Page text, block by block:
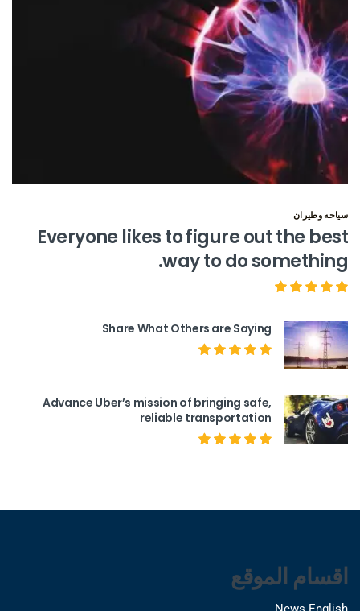
سياحه وطيران
Everyone likes to figure out the best
way to do something.
Share What Others are Saying
Advance Uber’s mission of bringing safe,
reliable transportation
اقسام الموقع